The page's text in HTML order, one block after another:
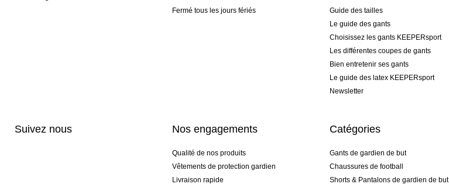
Fermé tous les jours fériés
Guide des tailles
Le guide des gants
Choisissez les gants KEEPERsport
Les différentes coupes de gants
Bien entretenir ses gants
Le guide des latex KEEPERsport
Newsletter
Suivez nous Nos engagements
Qualité de nos produits
Vêtements de protection gardien
Livraison rapide
Catégories
Gants de gardien de but
Chaussures de football
Shorts & Pantalons de gardien de but